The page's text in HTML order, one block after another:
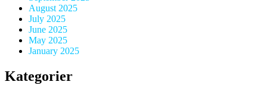
August 2025
July 2025
June 2025
May 2025
January 2025
Kategorier